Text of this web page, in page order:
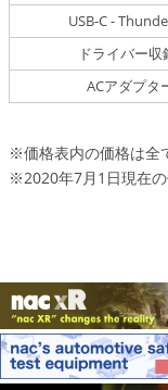
USB-C -
ドライバー収
ACアダプタ
※価格表内の価格は全
※2020年7月1日現在の